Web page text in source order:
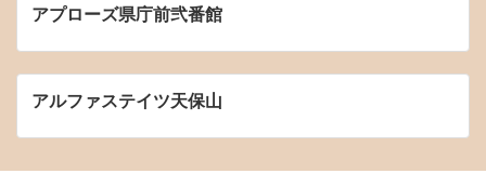
アプローズ県庁前弐番館
アルファステイツ天保山